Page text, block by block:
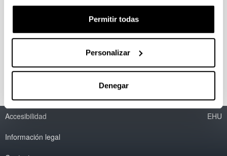
Permitir todas
Personalizar
Denegar
Nekane Azkona Estefanía
2014
Federico Recart Barañano
Accesibilidad
Información legal
EHU